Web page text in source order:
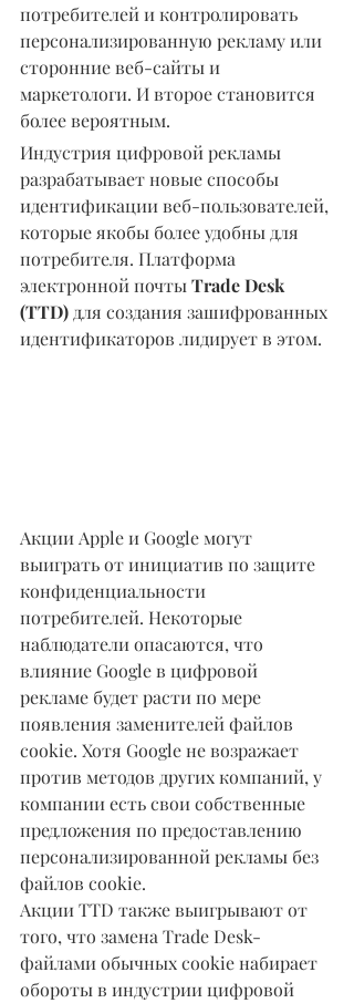
потребителей и контролировать
персонализированную рекламу или
сторонние веб-сайты и
маркетологи. И второе становится
более вероятным.
Индустрия цифровой рекламы
разрабатывает новые способы
идентификации веб-пользователей,
которые якобы более удобны для
потребителя. Платформа
электронной почты Trade Desk
(TTD) для создания зашифрованных
идентификаторов лидирует в этом.
Акции Apple и Google могут
выиграть от инициатив по защите
конфиденциальности
потребителей. Некоторые
наблюдатели опасаются, что
влияние Google в цифровой
рекламе будет расти по мере
появления заменителей файлов
cookie. Хотя Google не возражает
против методов других компаний, у
компании есть свои собственные
предложения по предоставлению
персонализированной рекламы без
файлов cookie.
Акции TTD также выигрывают от
того, что замена Trade Desk-
файлами обычных cookie набирает
обороты в индустрии цифровой